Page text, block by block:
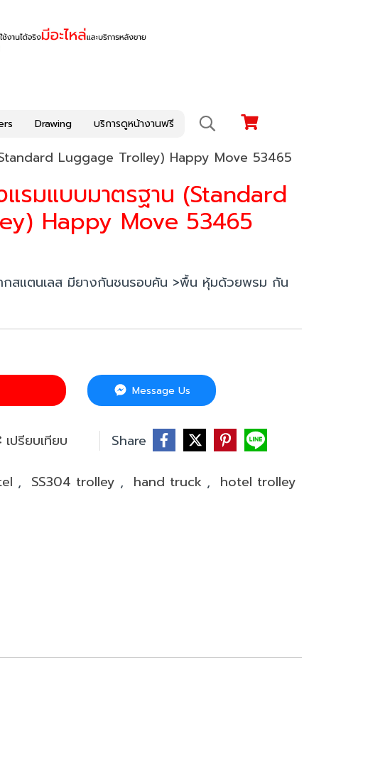
Drawing บริการดูหน้างานฟรี
Luggage Trolley) Happy Move 53465
งแรมแบบมาตรฐาน (Standard
Happy Move 53465
กสแตนเลส มียางกันชนรอบคัน >พื้น หุ้มด้วยพรม กัน
Message Us
เปรียบเทียบ Share
, SS304 trolley , hand truck , hotel trolley